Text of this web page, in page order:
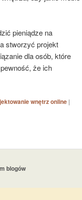
pieniądze na
stworzyć projekt
dla osób, które
że ich
wnętrz online |
blogów